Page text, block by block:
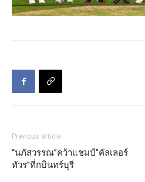
Previous article
“นภัสวรรณ”คว้าแชมป์”คัลเลอร์
ทัวร”ที่กบินทร์บุรี